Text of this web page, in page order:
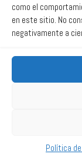
como el
en este sitio. No
negativamente a
Política
Política de
Correo web
2025 All